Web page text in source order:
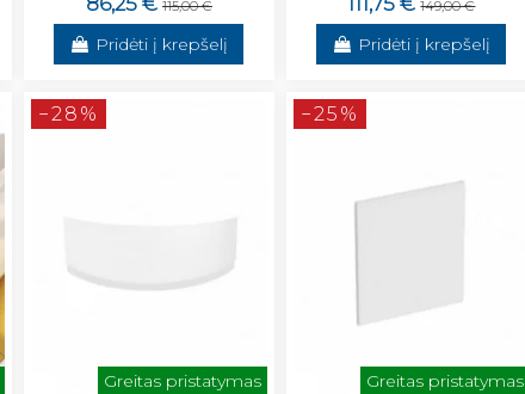
115,00 €
Pridėti į krepšelį
149,00 €
Pridėti į krepšelį
−28%
Greitas pristatymas
−25%
Greitas pristatymas